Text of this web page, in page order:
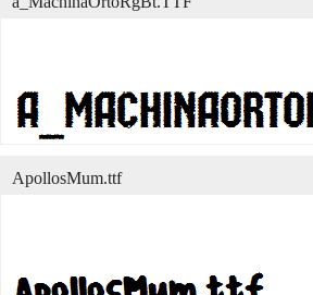
ApollosMum.ttf